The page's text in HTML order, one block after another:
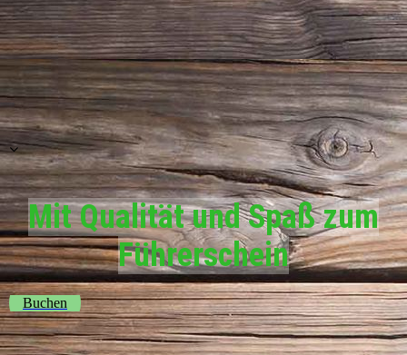
Audi A3 Fahrschulauto(Automatik)
Mit Qualität und Spaß zum
Führerschein
Buchen